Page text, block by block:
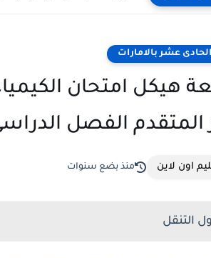
عشر بالامارات
هيكل امتحان
الفصل الدراسى الاول
اون لاين منذ بضع سنوات
التنقل